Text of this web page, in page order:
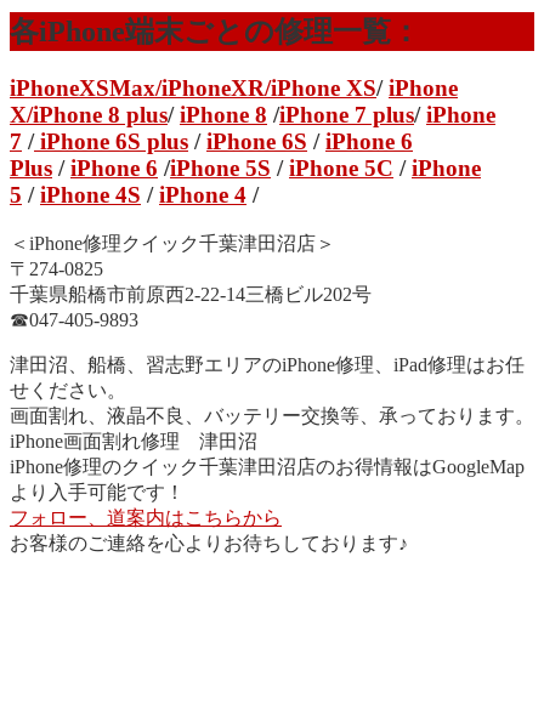
各iPhone端末ごとの修理一覧：
iPhoneXSMax/iPhoneXR/iPhone XS/iPhone
X/iPhone 8 plus/iPhone 8 /iPhone 7 plus/iPhone
7 /iPhone 6S plus /iPhone 6S /iPhone 6
Plus /iPhone 6 /iPhone 5S /iPhone 5C /iPhone
5 /iPhone 4S /iPhone 4 /
＜iPhone修理クイック千葉津田沼店＞
〒274-0825
千葉県船橋市前原西2-22-14三橋ビル202号
☎︎047-405-9893
津田沼、船橋、習志野エリアのiPhone修理、iPad修理はお任
せください。
画面割れ、液晶不良、バッテリー交換等、承っております。
iPhone画面割れ修理 津田沼
iPhone修理のクイック千葉津田沼店のお得情報はGoogleMap
より入手可能です！
フォロー、道案内はこちらから
お客様のご連絡を心よりお待ちしております♪